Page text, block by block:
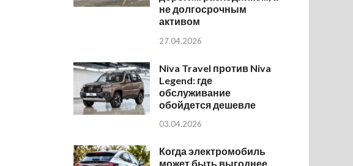
не долгосрочным
активом
27.04.2026
Niva Travel против Niva
Legend: где
обслуживание
обойдется дешевле
03.04.2026
Когда электромобиль
может быть выгоднее